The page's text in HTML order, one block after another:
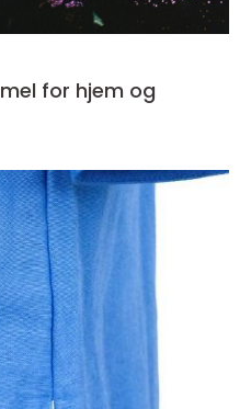
for hjem og